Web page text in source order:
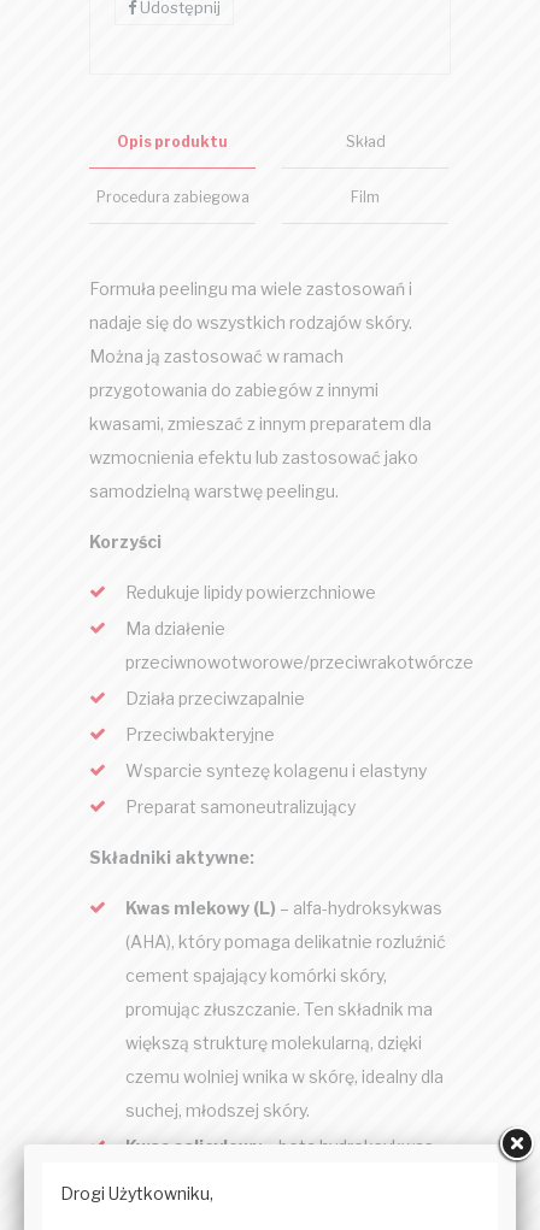
Udostępnij
Opis produktu Skład
Procedura zabiegowa Film
Formuła peelingu ma wiele zastosowań i
nadaje się do wszystkich rodzajów skóry.
Można ją zastosować w ramach
przygotowania do zabiegów z innymi
kwasami, zmieszać z innym preparatem dla
wzmocnienia efektu lub zastosować jako
samodzielną warstwę peelingu.
Korzyści
Redukuje lipidy powierzchniowe
Ma działenie
przeciwnowotworowe/przeciwrakotwórcze
Działa przeciwzapalnie
Przeciwbakteryjne
Wsparcie syntezę kolagenu i elastyny
Preparat samoneutralizujący
Składniki aktywne:
Kwas mlekowy (L) – alfa-hydroksykwas
(AHA), który pomaga delikatnie rozluźnić
cement spajający komórki skóry,
promując złuszczanie. Ten składnik ma
większą strukturę molekularną, dzięki
czemu wolniej wnika w skórę, idealny dla
suchej, młodszej skóry.
Kwas salicylowy– beta hydroksykwas